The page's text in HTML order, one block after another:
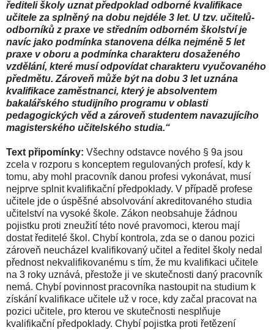
řediteli školy uznat předpoklad odborné kvalifikace
učitele za splněný na dobu nejdéle 3 let. U tzv. učitelů-
odborníků z praxe ve středním odborném školství je
navíc jako podmínka stanovena délka nejméně 5 let
praxe v oboru a podmínka charakteru dosaženého
vzdělání, které musí odpovídat charakteru vyučovaného
předmětu. Zároveň může být na dobu 3 let uznána
kvalifikace zaměstnanci, který je absolventem
bakalářského studijního programu v oblasti
pedagogických věd a zároveň studentem navazujícího
magisterského učitelského studia.“
Text připomínky: Všechny odstavce nového § 9a jsou
zcela v rozporu s konceptem regulovaných profesí, kdy k
tomu, aby mohl pracovník danou profesi vykonávat, musí
nejprve splnit kvalifikační předpoklady. V případě profese
učitele jde o úspěšné absolvování akreditovaného studia
učitelství na vysoké škole. Zákon neobsahuje žádnou
pojistku proti zneužití této nové pravomoci, kterou mají
dostat ředitelé škol. Chybí kontrola, zda se o danou pozici
zároveň neucházel kvalifikovaný učitel a ředitel školy nedal
přednost nekvalifikovanému s tím, že mu kvalifikaci učitele
na 3 roky uznává, přestože ji ve skutečnosti daný pracovník
nemá. Chybí povinnost pracovníka nastoupit na studium k
získání kvalifikace učitele už v roce, kdy začal pracovat na
pozici učitele, pro kterou ve skutečnosti nesplňuje
kvalifikační předpoklady. Chybí pojistka proti řetězení